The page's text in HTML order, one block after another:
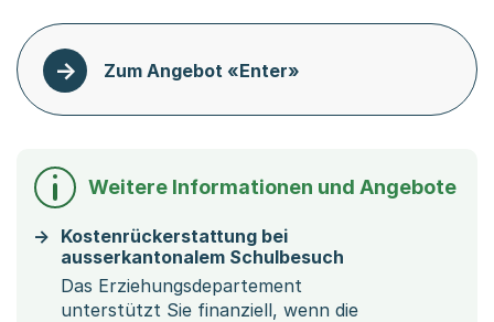
Zum Angebot «Enter»
Weitere Informationen und Angebote
Kostenrückerstattung bei
ausserkantonalem Schulbesuch
Das Erziehungsdepartement
unterstützt Sie finanziell, wenn die